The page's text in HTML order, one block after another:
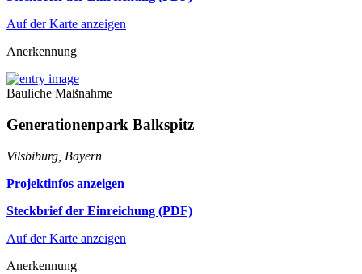
Auf der Karte anzeigen
Anerkennung
Bauliche Maßnahme
Generationenpark Balkspitz
Vilsbiburg, Bayern
Projektinfos anzeigen
Steckbrief der Einreichung (PDF)
Auf der Karte anzeigen
Anerkennung